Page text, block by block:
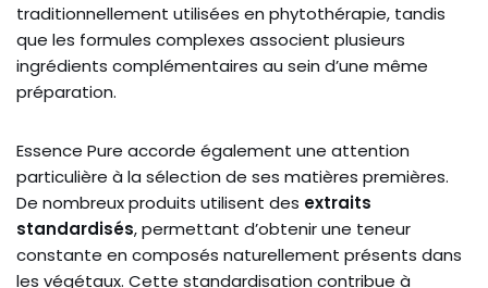
traditionnellement utilisées en phytothérapie, tandis
que les formules complexes associent plusieurs
ingrédients complémentaires au sein d’une même
préparation.
Essence Pure accorde également une attention
particulière à la sélection de ses matières premières.
De nombreux produits utilisent des extraits
standardisés, permettant d’obtenir une teneur
constante en composés naturellement présents dans
les végétaux. Cette standardisation contribue à